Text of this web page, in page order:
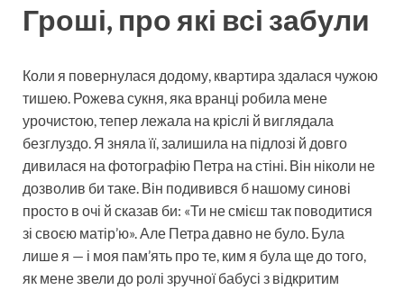
Гроші, про які всі забули
Коли я повернулася додому, квартира здалася чужою
тишею. Рожева сукня, яка вранці робила мене
урочистою, тепер лежала на кріслі й виглядала
безглуздо. Я зняла її, залишила на підлозі й довго
дивилася на фотографію Петра на стіні. Він ніколи не
дозволив би таке. Він подивився б нашому синові
просто в очі й сказав би: «Ти не смієш так поводитися
зі своєю матір’ю». Але Петра давно не було. Була
лише я — і моя пам’ять про те, ким я була ще до того,
як мене звели до ролі зручної бабусі з відкритим